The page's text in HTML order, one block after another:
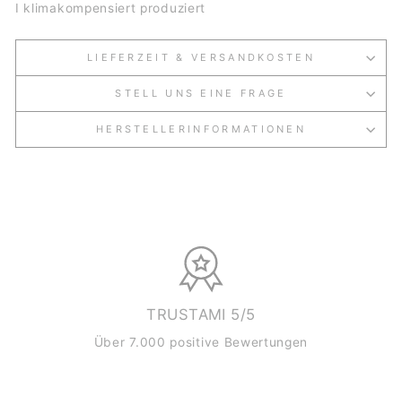
I klimakompensiert produziert
LIEFERZEIT & VERSANDKOSTEN
STELL UNS EINE FRAGE
HERSTELLERINFORMATIONEN
TRUSTAMI 5/5
Über 7.000 positive Bewertungen